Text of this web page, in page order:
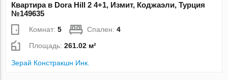
Квартира в Dora Hill 2 4+1, Измит, Коджаэли, Турция
№149635
Комнат:5 Спален:4
Площадь:261.02 м²
Зерай Констракшн Инк.